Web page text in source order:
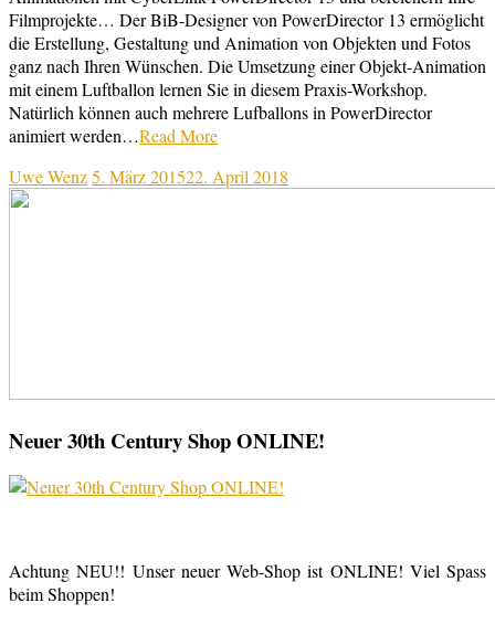
Filmprojekte… Der BiB-Designer von PowerDirector 13 ermöglicht
die Erstellung, Gestaltung und Animation von Objekten und Fotos
ganz nach Ihren Wünschen. Die Umsetzung einer Objekt-Animation
mit einem Luftballon lernen Sie in diesem Praxis-Workshop.
Natürlich können auch mehrere Lufballons in PowerDirector
animiert werden…Read More
Uwe Wenz5. März 201522. April 2018
Neuer 30th Century Shop ONLINE!
Achtung NEU!! Unser neuer Web-Shop ist ONLINE! Viel Spass
beim Shoppen!